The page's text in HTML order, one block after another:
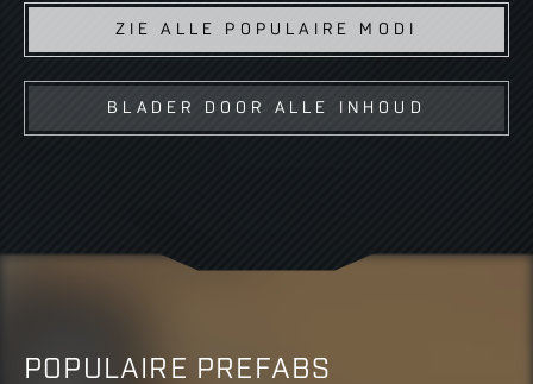
ZIE ALLE POPULAIRE MODI
BLADER DOOR ALLE INHOUD
POPULAIRE PREFABS